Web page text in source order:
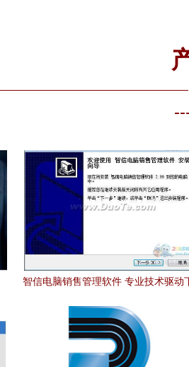
智信电脑销售管理软件 专业技术驱动